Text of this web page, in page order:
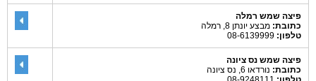
פיצה שמש רמלה
כתובת: מבצע יונתן 8, רמלה
טלפון:
פיצה שמש נס ציונה
כתובת: נורדאו 6, נס ציונה